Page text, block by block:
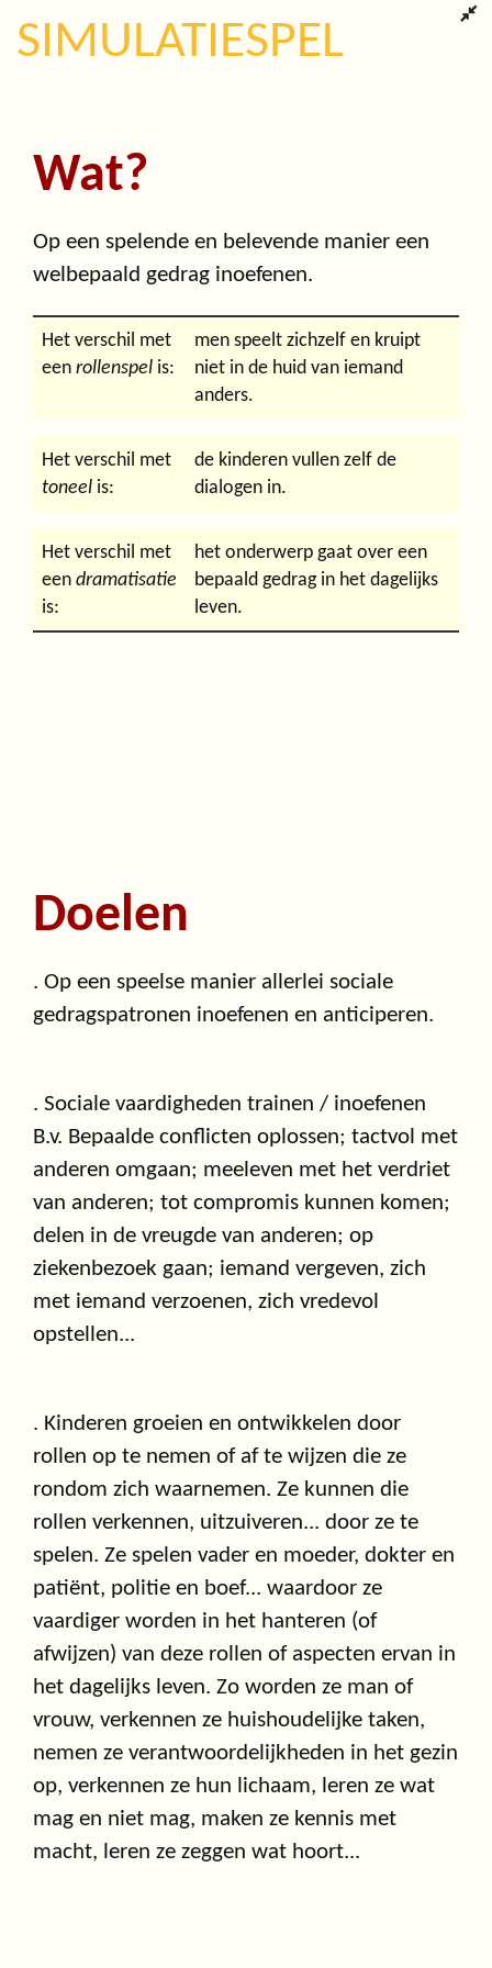
SIMULATIESPEL
Wat?
Op een spelende en belevende manier een
welbepaald gedrag inoefenen.
Het verschil met
een rollenspel is:
men speelt zichzelf en kruipt
niet in de huid van iemand
anders.
Het verschil met
toneel is:
de kinderen vullen zelf de
dialogen in.
Het verschil met
een dramatisatie
is:
het onderwerp gaat over een
bepaald gedrag in het dagelijks
leven.
Doelen
. Op een speelse manier allerlei sociale
gedragspatronen inoefenen en anticiperen.
. Sociale vaardigheden trainen / inoefenen
B.v. Bepaalde conflicten oplossen; tactvol met
anderen omgaan; meeleven met het verdriet
van anderen; tot compromis kunnen komen;
delen in de vreugde van anderen; op
ziekenbezoek gaan; iemand vergeven, zich
met iemand verzoenen, zich vredevol
opstellen...
. Kinderen groeien en ontwikkelen door
rollen op te nemen of af te wijzen die ze
rondom zich waarnemen. Ze kunnen die
rollen verkennen, uitzuiveren... door ze te
spelen. Ze spelen vader en moeder, dokter en
patiënt, politie en boef... waardoor ze
vaardiger worden in het hanteren (of
afwijzen) van deze rollen of aspecten ervan in
het dagelijks leven. Zo worden ze man of
vrouw, verkennen ze huishoudelijke taken,
nemen ze verantwoordelijkheden in het gezin
op, verkennen ze hun lichaam, leren ze wat
mag en niet mag, maken ze kennis met
macht, leren ze zeggen wat hoort...